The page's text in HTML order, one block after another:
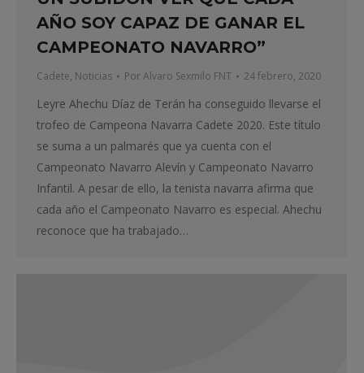
AÑO SOY CAPAZ DE GANAR EL
CAMPEONATO NAVARRO”
Cadete, Noticias PorAlvaro Sexmilo FNT 24 febrero, 2020
Leyre Ahechu Díaz de Terán ha conseguido llevarse el
trofeo de Campeona Navarra Cadete 2020. Este título
se suma a un palmarés que ya cuenta con el
Campeonato Navarro Alevín y Campeonato Navarro
Infantil. A pesar de ello, la tenista navarra afirma que
cada año el Campeonato Navarro es especial. Ahechu
reconoce que ha trabajado…